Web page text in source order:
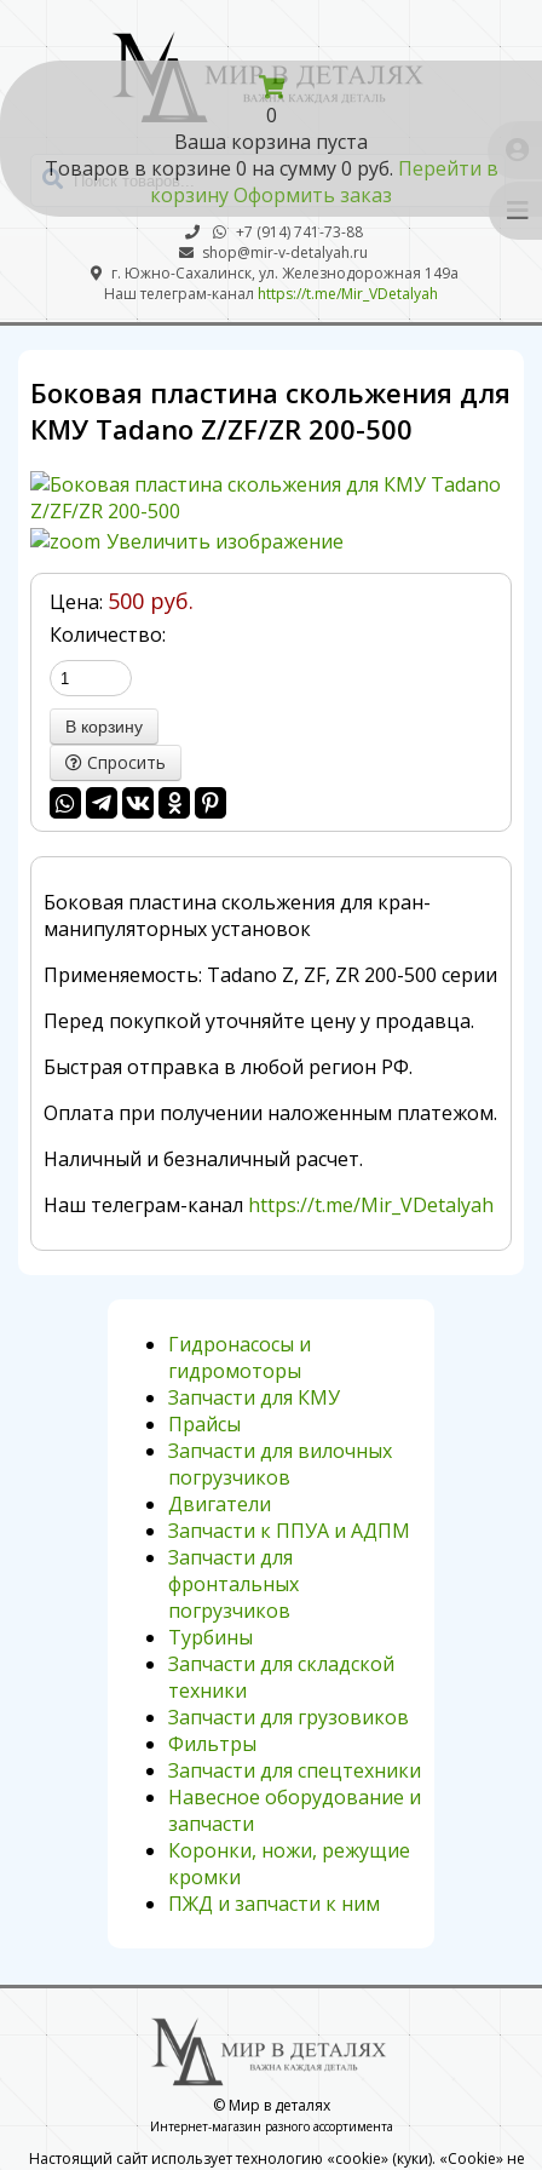
0
Ваша корзина пуста
Товаров в корзине 0 на сумму0 руб. Перейти в
корзинуОформить заказ
+7 (914) 741-73-88
shop@mir-v-detalyah.ru
г. Южно-Сахалинск, ул. Железнодорожная 149а
Наш телеграм-канал https://t.me/Mir_VDetalyah
Боковая пластина скольжения для
КМУ Tadano Z/ZF/ZR 200-500
Увеличить изображение
Цена: 500 руб.
Количество:
Спросить
Боковая пластина скольжения для кран-
манипуляторных установок
Применяемость: Tadano Z, ZF, ZR 200-500 серии
Перед покупкой уточняйте цену у продавца.
Быстрая отправка в любой регион РФ.
Оплата при получении наложенным платежом.
Наличный и безналичный расчет.
Наш телеграм-канал https://t.me/Mir_VDetalyah
Гидронасосы и
гидромоторы
Запчасти для КМУ
Прайсы
Запчасти для вилочных
погрузчиков
Двигатели
Запчасти к ППУА и АДПМ
Запчасти для
фронтальных
погрузчиков
Турбины
Запчасти для складской
техники
Запчасти для грузовиков
Фильтры
Запчасти для спецтехники
Навесное оборудование и
запчасти
Коронки, ножи, режущие
кромки
ПЖД и запчасти к ним
© Мир в деталях
Интернет-магазин разного ассортимента
Настоящий сайт использует технологию «cookie» (куки). «Cookie» не